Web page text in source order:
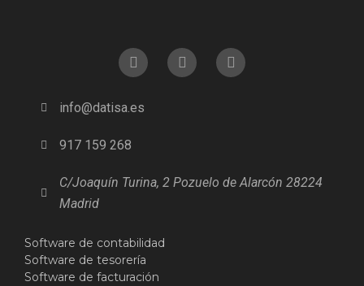
info@datisa.es
917 159 268
C/Joaquín Turina, 2 Pozuelo de Alarcón 28224
Madrid
Software de contabilidad
Software de tesorería
Software de facturación